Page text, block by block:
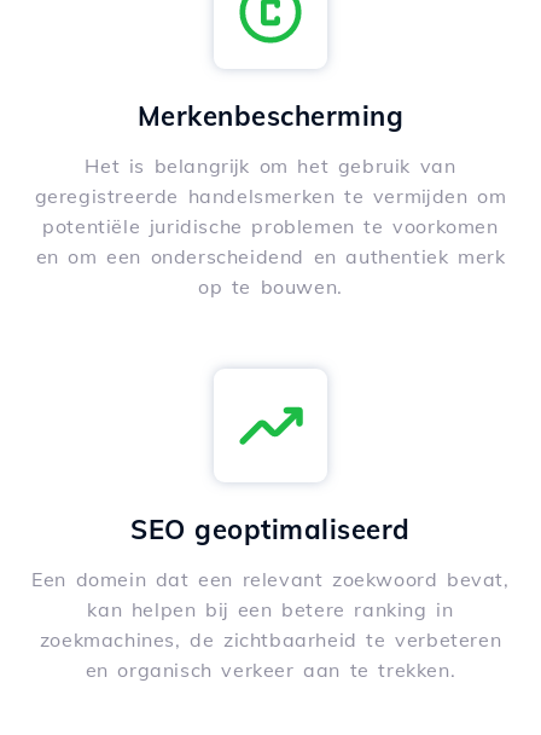
Merkenbescherming
Het is belangrijk om het gebruik van
geregistreerde handelsmerken te vermijden om
potentiële juridische problemen te voorkomen
en om een onderscheidend en authentiek merk
op te bouwen.
SEO geoptimaliseerd
Een domein dat een relevant zoekwoord bevat,
kan helpen bij een betere ranking in
zoekmachines, de zichtbaarheid te verbeteren
en organisch verkeer aan te trekken.